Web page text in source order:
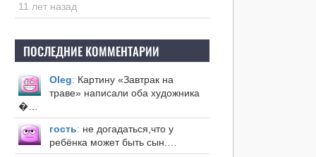
11 лет назад
ПОСЛЕДНИЕ КОММЕНТАРИИ
Оleg: Картину «Завтрак на
траве» написали оба художника
�…
гость: не догадаться,что у
ребёнка может быть сын.…